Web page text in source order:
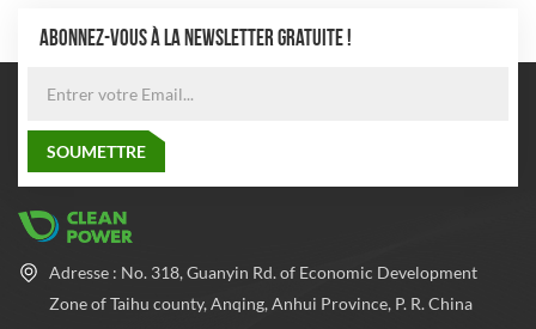
ABONNEZ-VOUS À LA NEWSLETTER GRATUITE !
Adresse : No. 318, Guanyin Rd. of Economic Development
Zone of Taihu county, Anqing, Anhui Province, P. R. China